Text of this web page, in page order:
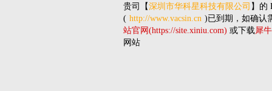
贵司 【深圳市华科星科技有限公司 】的
( http://www.vacsin.cn )已到期，如确认
站官网(https://site.xiniu.com) 或下载犀
网站